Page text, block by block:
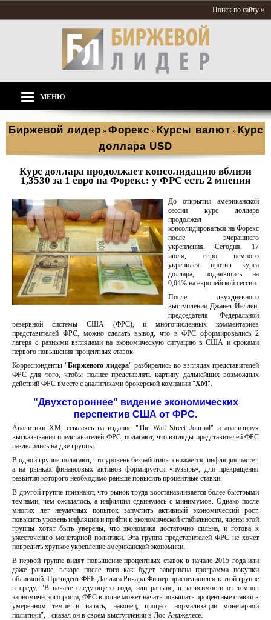
Поиск по сайту »
МЕНЮ
Биржевой лидер » Форекс » Курсы валют » Курс
доллара USD
Курс доллара продолжает консолидацию вблизи
1,3530 за 1 евро на Форекс: у ФРС есть 2 мнения
До открытия американской
сессии курс доллара
продолжал
консолидироваться на Форекс
после вчерашнего
укрепления. Сегодня, 17
июля, евро немного
укрепился против курса
доллара, поднявшись на
0,04% на европейской сессии.
После двухдневного
выступления Джанет Йеллен,
председателя Федеральной
резервной системы США (ФРС), и многочисленных комментариев
представителей ФРС, можно сделать вывод, что в ФРС сформировались 2
лагеря с разными взглядами на экономическую ситуацию в США и сроками
первого повышения процентных ставок.
Корреспонденты "Биржевого лидера" разбирались во взглядах представителей
ФРС для того, чтобы полнее представлять картину дальнейших возможных
действий ФРС вместе с аналитиками брокерской компании "ХМ".
"Двухстороннее" видение экономических
перспектив США от ФРС.
Аналитики ХМ, ссылаясь на издание "The Wall Street Journal" и анализируя
высказывания представителей ФРС, полагают, что взгляды представителей ФРС
разделились на две группы.
В одной группе полагают, что уровень безработицы снижается, инфляция растет,
а на рынках финансовых активов формируется «пузырь», для прекращения
развития которого необходимо раньше повысить процентные ставки.
В другой группе признают, что рынок труда восстанавливается более быстрыми
темпами, чем ожидалось, а инфляция сдвинулась с минимумов. Однако после
многих лет неудачных попыток запустить активный экономический рост,
повысить уровень инфляции и прийти к экономической стабильности, члены этой
группы хотят быть уверены, что экономика достаточно сильна, и готова к
ужесточению монетарной политики. Эта группа представителей ФРС не хочет
повредить хрупкое укрепление американской экономики.
В первой группе видят повышение процентных ставок в начале 2015 года или
даже раньше, вскоре после того как будет завершена программа покупки
облигаций. Президент ФРБ Далласа Ричард Фишер присоединился к этой группе
в среду. "В начале следующего года, или раньше, в зависимости от темпов
экономического роста, ФРС вполне может начать повышать процентные ставки в
умеренном темпе и начать, наконец, процесс нормализации монетарной
политики", - сказал он в своем выступлении в Лос-Анджелесе.